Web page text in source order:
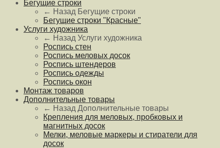
Бегущие строки
← Назад Бегущие строки
Бегущие строки "Красные"
Услуги художника
← Назад Услуги художника
Роспись стен
Роспись меловых досок
Роспись штендеров
Роспись одежды
Роспись окон
Монтаж товаров
Дополнительные товары
← Назад Дополнительные товары
Крепления для меловых, пробковых и
магнитных досок
Мелки, меловые маркеры и стиратели для
досок